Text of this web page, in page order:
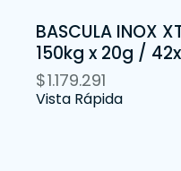
BASCULA INOX
150kg x 20g /
$1.179.291
Vista Rápida